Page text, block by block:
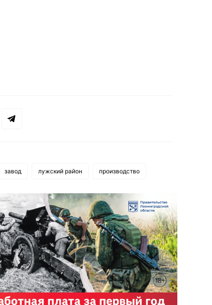
завод лужский район производство